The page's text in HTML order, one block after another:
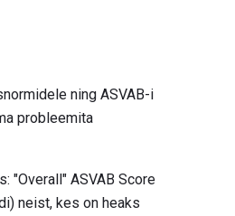
ning ASVAB-i
probleemita
"Overall" ASVAB Score
neist, kes on heaks